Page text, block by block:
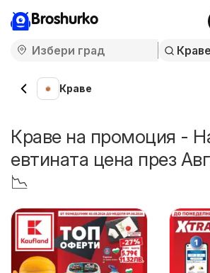
Broshurko
Краве
Краве на промоция -
евтината цена през
📉